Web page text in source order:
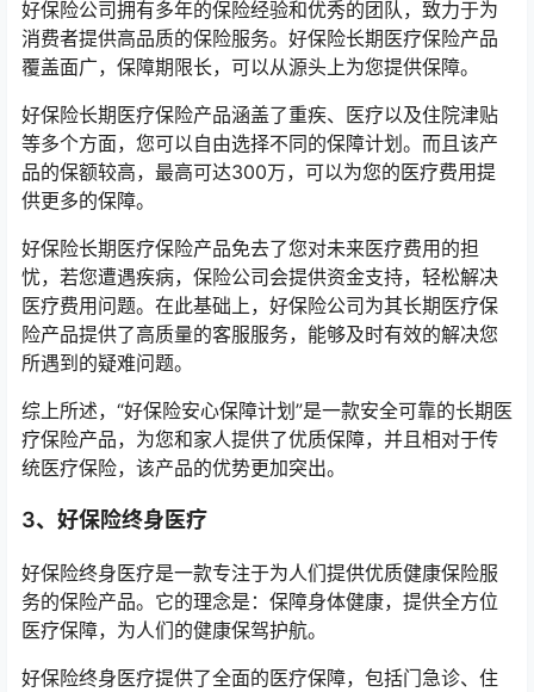
好保险公司拥有多年的保险经验和优秀的团队，致力于为
消费者提供高品质的保险服务。好保险长期医疗保险产品
覆盖面广，保障期限长，可以从源头上为您提供保障。
好保险长期医疗保险产品涵盖了重疾、医疗以及住院津贴
等多个方面，您可以自由选择不同的保障计划。而且该产
品的保额较高，最高可达300万，可以为您的医疗费用提
供更多的保障。
好保险长期医疗保险产品免去了您对未来医疗费用的担
忧，若您遭遇疾病，保险公司会提供资金支持，轻松解决
医疗费用问题。在此基础上，好保险公司为其长期医疗保
险产品提供了高质量的客服服务，能够及时有效的解决您
所遇到的疑难问题。
综上所述，“好保险安心保障计划”是一款安全可靠的长期医
疗保险产品，为您和家人提供了优质保障，并且相对于传
统医疗保险，该产品的优势更加突出。
3、好保险终身医疗
好保险终身医疗是一款专注于为人们提供优质健康保险服
务的保险产品。它的理念是：保障身体健康，提供全方位
医疗保障，为人们的健康保驾护航。
好保险终身医疗提供了全面的医疗保障，包括门急诊、住